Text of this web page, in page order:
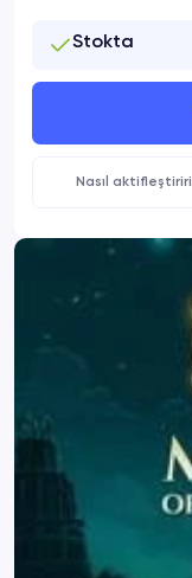
Stokta
Nasıl